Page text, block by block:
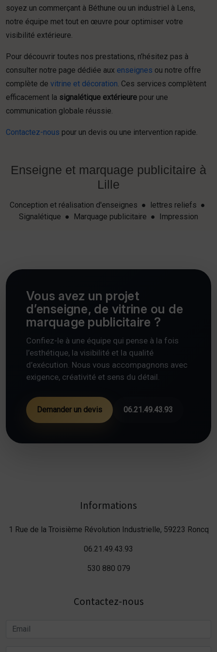
soyez un commerçant à Béthune ou un industriel à Lens,
notre équipe met tout en œuvre pour optimiser votre
visibilité extérieure.
Pour découvrir toutes nos prestations, n’hésitez pas à
consulter notre page dédiée aux enseignes ou notre offre
complète de vitrine et décoration . Ces services complètent
efficacement la signalétique extérieure pour une
communication globale réussie.
Contactez-nous pour un devis ou une intervention rapide.
Enseigne et marquage publicitaire à
Lille
Conception et réalisation d'enseignes ● lettres reliefs ●
Signalétique ● Marquage publicitaire ● Impression
Vous avez un projet
d’enseigne, de vitrine ou de
marquage publicitaire ?
Confiez-le à une équipe qui pense à la fois
l’esthétique, la visibilité et la qualité
d’exécution. Nous vous accompagnons avec
exigence, créativité et sens du détail.
Demander un devis 06.21.49.43.93
Informations
1 Rue de la Troisième Révolution Industrielle, 59223 Roncq
06.21.49.43.93
530 880 079
Contactez-nous